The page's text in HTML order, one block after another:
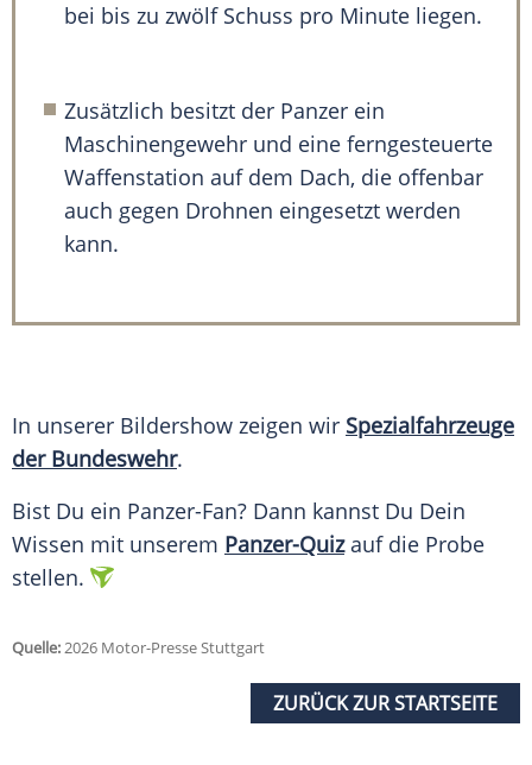
bei bis zu zwölf Schuss pro Minute liegen.
Zusätzlich besitzt der Panzer ein
Maschinengewehr und eine ferngesteuerte
Waffenstation auf dem Dach, die offenbar
auch gegen Drohnen eingesetzt werden
kann.
In unserer Bildershow zeigen wir Spezialfahrzeuge
der Bundeswehr.
Bist Du ein Panzer-Fan? Dann kannst Du Dein
Wissen mit unserem Panzer-Quizauf die Probe
stellen.
Quelle:2026 Motor-Presse Stuttgart
ZURÜCK ZUR STARTSEITE